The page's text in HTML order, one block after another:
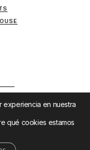
experiencia en nuestra
qué cookies estamos